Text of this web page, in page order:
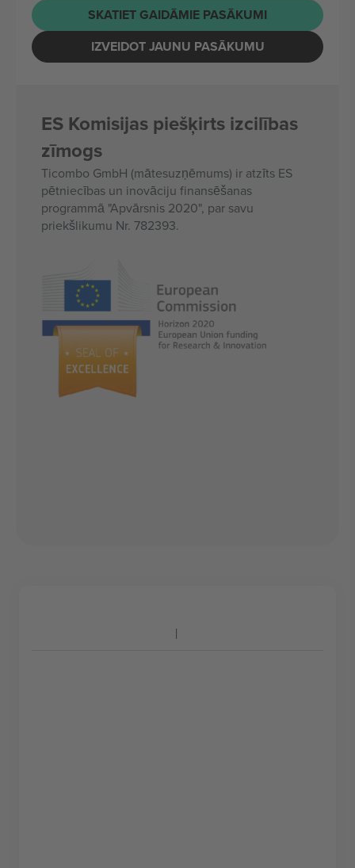
SKATIET GAIDĀMIE PASĀKUMI
IZVEIDOT JAUNU PASĀKUMU
ES Komisijas piešķirts izcilības
zīmogs
Ticombo GmbH (mātesuzņēmums) ir atzīts ES
pētniecības un inovāciju finansēšanas
programmā "Apvārsnis 2020", par savu
priekšlikumu Nr. 782393.